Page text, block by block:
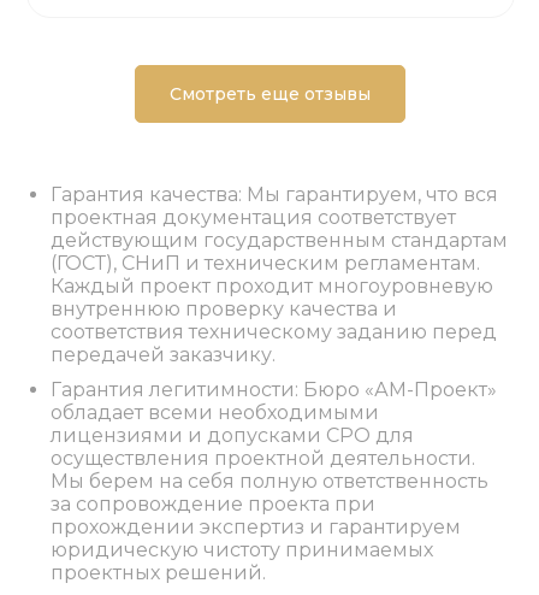
Смотреть еще отзывы
Гарантия качества: Мы гарантируем, что вся
проектная документация соответствует
действующим государственным стандартам
(ГОСТ), СНиП и техническим регламентам.
Каждый проект проходит многоуровневую
внутреннюю проверку качества и
соответствия техническому заданию перед
передачей заказчику.
Гарантия легитимности: Бюро «АМ-Проект»
обладает всеми необходимыми
лицензиями и допусками СРО для
осуществления проектной деятельности.
Мы берем на себя полную ответственность
за сопровождение проекта при
прохождении экспертиз и гарантируем
юридическую чистоту принимаемых
проектных решений.